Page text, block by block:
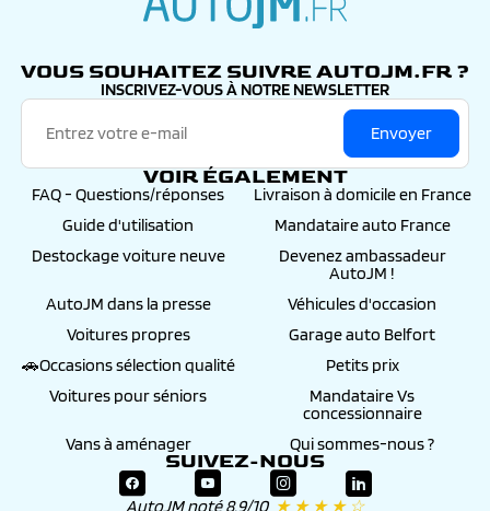
VOUS SOUHAITEZ SUIVRE AUTOJM.FR ?
INSCRIVEZ-VOUS À NOTRE NEWSLETTER
Envoyer
VOIR ÉGALEMENT
FAQ - Questions/réponses
Livraison à domicile en France
Guide d'utilisation
Mandataire auto France
Destockage voiture neuve
Devenez ambassadeur
AutoJM !
AutoJM dans la presse
Véhicules d'occasion
Voitures propres
Garage auto Belfort
🚗Occasions sélection qualité
Petits prix
Voitures pour séniors
Mandataire Vs
concessionnaire
Vans à aménager
Qui sommes-nous ?
SUIVEZ-NOUS
AutoJM noté 8.9/10 ★ ★ ★ ★ ☆